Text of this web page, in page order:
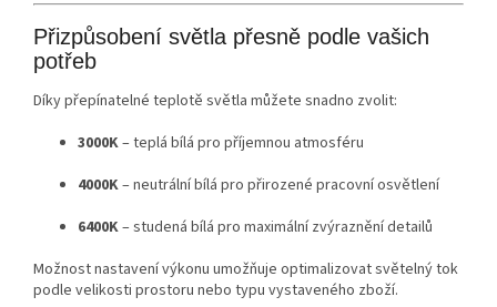
Přizpůsobení světla přesně podle vašich
potřeb
Díky přepínatelné teplotě světla můžete snadno zvolit:
3000K– teplá bílá pro příjemnou atmosféru
4000K– neutrální bílá pro přirozené pracovní osvětlení
6400K– studená bílá pro maximální zvýraznění detailů
Možnost nastavení výkonu umožňuje optimalizovat světelný tok
podle velikosti prostoru nebo typu vystaveného zboží.